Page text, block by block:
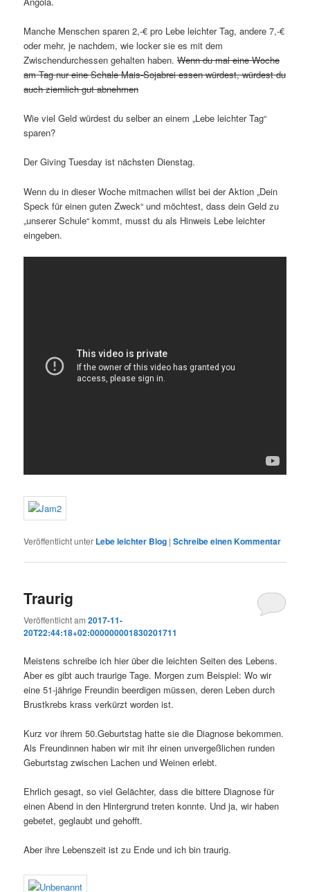
Manche Menschen sparen 2,-€ pro Lebe leichter Tag, andere 7,-€
oder mehr, je nachdem, wie locker sie es mit dem
Zwischendurchessen gehalten haben.Wenn du mal eine Woche
am Tag nur eine Schale Mais-Sojabrei essen würdest, würdest du
auch ziemlich gut abnehmen
Wie viel Geld würdest du selber an einem „Lebe leichter Tag“
sparen?
Der Giving Tuesday ist nächsten Dienstag.
Wenn du in dieser Woche mitmachen willst bei der Aktion „Dein
Speck für einen guten Zweck“ und möchtest, dass dein Geld zu
„unserer Schule“ kommt, musst du als Hinweis Lebe leichter
eingeben.
Veröffentlicht unter Lebe leichter Blog |Schreibe einen Kommentar
Traurig
Veröffentlicht am2017-11-
20T22:44:18+02:000000001830201711
Meistens schreibe ich hier über die leichten Seiten des Lebens.
Aber es gibt auch traurige Tage. Morgen zum Beispiel: Wo wir
eine 51-jährige Freundin beerdigen müssen, deren Leben durch
Brustkrebs krass verkürzt worden ist.
Kurz vor ihrem 50.Geburtstag hatte sie die Diagnose bekommen.
Als Freundinnen haben wir mit ihr einen unvergeßlichen runden
Geburtstag zwischen Lachen und Weinen erlebt.
Ehrlich gesagt, so viel Gelächter, dass die bittere Diagnose für
einen Abend in den Hintergrund treten konnte. Und ja, wir haben
gebetet, geglaubt und gehofft.
Aber ihre Lebenszeit ist zu Ende und ich bin traurig.